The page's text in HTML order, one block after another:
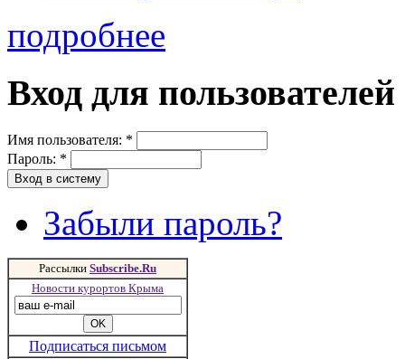
подробнее
Вход для пользователей
Имя пользователя: *
Пароль: *
Забыли пароль?
Рассылки Subscribe.Ru
Новости курортов Крыма
Подписаться письмом